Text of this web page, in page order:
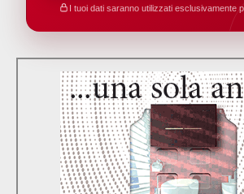
I tuoi dati saranno utilizzati esclusivamente